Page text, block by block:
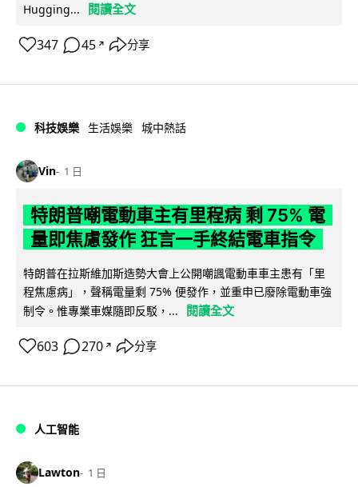
Hugging...
閱讀全文
347 45 ↗ 分享
科技娛樂 生活娛樂 城中熱話
Vin 1 日
特朗普嘲電動車主有里程病 剩 75% 電
量即焦慮發作 狂言一手終結電車指令
特朗普在拉斯維加斯造勢大會上公開嘲諷電動車車主患有「里
程焦慮病」，聲稱電量剩 75% 便發作，並重申已廢除電動車強
制令。惟專業車媒隨即反駁，...
閱讀全文
603 270 ↗ 分享
人工智能
Lawton 1 日